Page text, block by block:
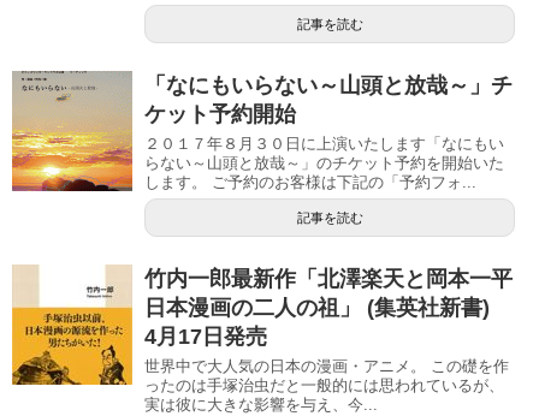
記事を読む
「なにもいらない～山頭と放哉～」チ
ケット予約開始
２０１７年８月３０日に上演いたします「なにもい
らない～山頭と放哉～」のチケット予約を開始いた
します。 ご予約のお客様は下記の「予約フォ...
記事を読む
竹内一郎最新作「北澤楽天と岡本一平
日本漫画の二人の祖」 (集英社新書)
4月17日発売
世界中で大人気の日本の漫画・アニメ。 この礎を作
ったのは手塚治虫だと一般的には思われているが、
実は彼に大きな影響を与え、今...